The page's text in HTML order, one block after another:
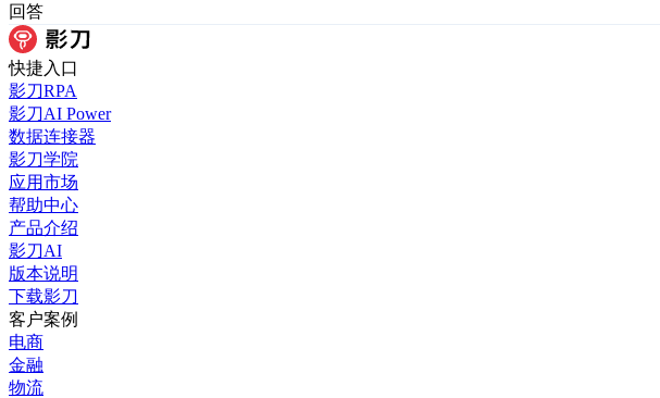
回答
快捷入口
影刀RPA
影刀AI Power
数据连接器
影刀学院
应用市场
帮助中心
产品介绍
影刀AI
版本说明
下载影刀
客户案例
电商
金融
物流